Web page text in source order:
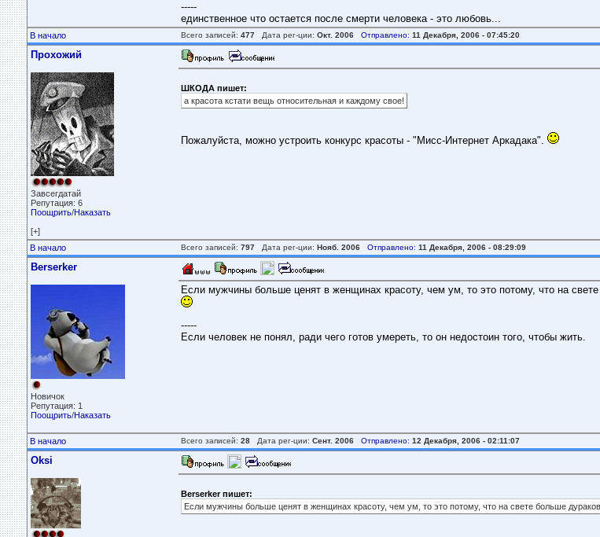
-----
единственное что остается после смерти человека - это любовь...
В начало Всего записей: 477 Дата рег-ции: Окт. 2006 Отправлено: 11 Декабря, 2006 - 07:45:20
Прохожий
Завсегдатай
Репутация: 6
Поощрить/Наказать
[+]
ШКОДА пишет:
а красота кстати вещь относительная и каждому свое!
Пожалуйста, можно устроить конкурс красоты - "Мисс-Интернет Аркадака".
В начало Всего записей: 797 Дата рег-ции: Нояб. 2006 Отправлено: 11 Декабря, 2006 - 08:29:09
Berserker
Новичок
Репутация: 1
Поощрить/Наказать
Если мужчины больше ценят в женщинах красоту, чем ум, то это потому, что на
-----
Если человек не понял, ради чего готов умереть, то он недостоин того, чтобы жить.
В начало Всего записей: 28 Дата рег-ции: Сент. 2006 Отправлено: 12 Декабря, 2006 - 02:11:07
Oksi
Berserker пишет:
Если мужчины больше ценят в женщинах красоту, чем ум, то это потому, что на свете больше